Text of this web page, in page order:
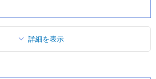
詳細を表示